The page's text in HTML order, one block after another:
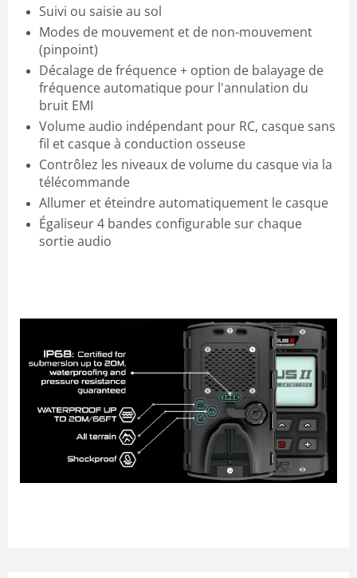
Suivi ou saisie au sol
Modes de mouvement et de non-mouvement
(pinpoint)
Décalage de fréquence + option de balayage de
fréquence automatique pour l'annulation du
bruit EMI
Volume audio indépendant pour RC, casque sans
fil et casque à conduction osseuse
Contrôlez les niveaux de volume du casque via la
télécommande
Allumer et éteindre automatiquement le casque
Égaliseur 4 bandes configurable sur chaque
sortie audio